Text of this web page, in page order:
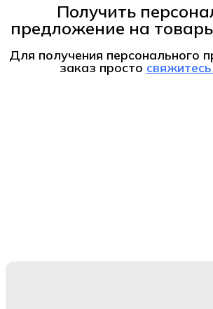
Получить
предложение на
Для получения персонального
заказ просто